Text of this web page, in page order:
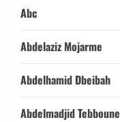
Abc
Abdelaziz Mojarme
Abdelhamid Dbeibah
Abdelmadjid Tebboune